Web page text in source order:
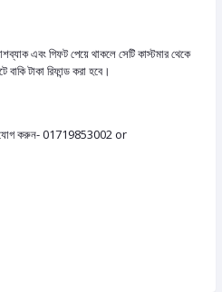
এবং গিফট পেয়ে থাকলে সেটি কাস্টমার থেকে
টাকা রিফান্ড করা হবে।
করুন- 01719853002 or